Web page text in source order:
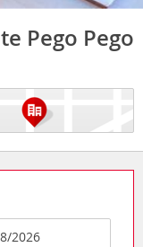
Pego Pego